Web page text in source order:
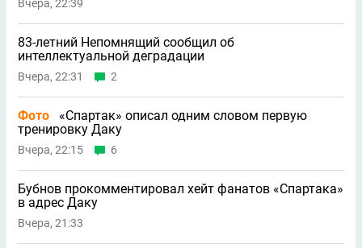
Вчера, 22:39
83-летний Непомнящий сообщил об
интеллектуальной деградации
Вчера, 22:31 2
Фото
«Спартак» описал одним словом первую
тренировку Даку
Вчера, 22:15 6
Бубнов прокомментировал хейт фанатов «Спартака»
в адрес Даку
Вчера, 21:33